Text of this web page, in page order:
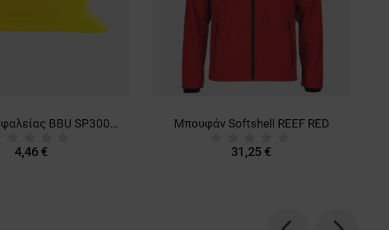
Κράνος ασφαλείας BBU SP300P YELLOW
4,46 €
Μπουφάν Softshell REEF RED
31,25 €